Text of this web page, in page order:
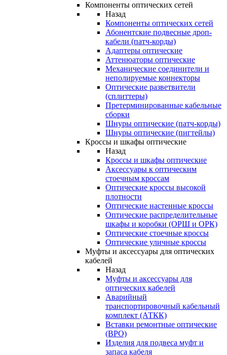
Компоненты оптических сетей
Назад
Компоненты оптических сетей
Абонентские подвесные дроп-
кабели (патч-корды)
Адаптеры оптические
Аттенюаторы оптические
Механические соединители и
неполируемые коннекторы
Оптические разветвители
(сплиттеры)
Претерминированные кабельные
сборки
Шнуры оптические (патч-корды)
Шнуры оптические (пигтейлы)
Кроссы и шкафы оптические
Назад
Кроссы и шкафы оптические
Аксессуары к оптическим
стоечным кроссам
Оптические кроссы высокой
плотности
Оптические настенные кроссы
Оптические распределительные
шкафы и коробки (ОРШ и ОРК)
Оптические стоечные кроссы
Оптические уличные кроссы
Муфты и аксессуары для оптических
кабелей
Назад
Муфты и аксессуары для
оптических кабелей
Аварийный
транспортировочный кабельный
комплект (АТКК)
Вставки ремонтные оптические
(ВРО)
Изделия для подвеса муфт и
запаса кабеля